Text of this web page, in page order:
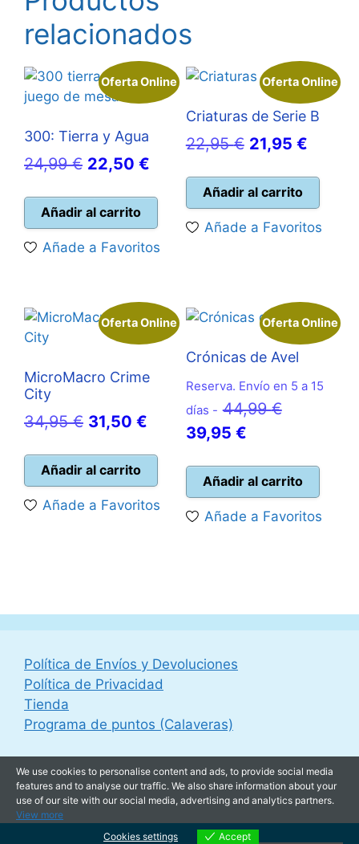
relacionados
Oferta Online
300: Tierra y Agua
24,99€ El
original
22,50 €
actual
Añadir al carrito
Añade a Favoritos
Oferta Online
Criaturas de Serie B
22,95€ El
original
21,95 €El
Añadir al carrito
Añade a Favoritos
Oferta Online
MicroMacro Crime
City
34,95€ El
original
era:
34,95 €.
31,50 €
precio
actual
es:
31,50 €.
Añadir al carrito
Añade a Favoritos
Oferta Online
Crónicas de Avel
Reserva. Envío en 5 a 15
días - 44,99€El
era:
44,99 €.
39,95 €El
actual
es:
39,95 €.
Añadir al carrito
Añade a Favoritos
Política de Envíos y Devoluciones
Política de Privacidad
Tienda
Programa de puntos (Calaveras)
We use cookies to personalise content and ads, to provide social media
features and to analyse our traffic. We also share information about your
use of our site with our social media, advertising and analytics partners.
View more
Cookies settings
Accept